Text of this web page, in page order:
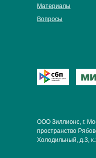
ООО Зиллионс, г.
пространство
Холодильный, д.3,
Вопросы
Материалы